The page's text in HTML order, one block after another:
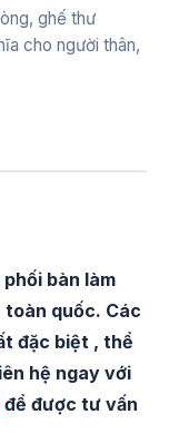
ghế thư
cho người thân,
bàn làm
quốc. Các
đặc biệt , thể
hệ ngay với
để được tư vấn